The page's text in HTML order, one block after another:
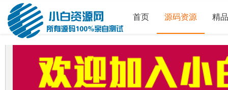
首页 源码资源 精